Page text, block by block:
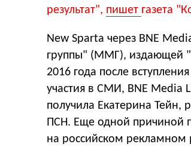
результат", пишет газета
New Sparta через BNE
группы" (ММГ), издающей
2016 года после
участия в СМИ, BNE Media
получила Екатерина Тейн,
ПСН. Еще одной причиной
на российском рекламном